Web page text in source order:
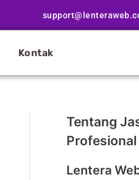
Kontak
Tentang
Profesional
Lentera